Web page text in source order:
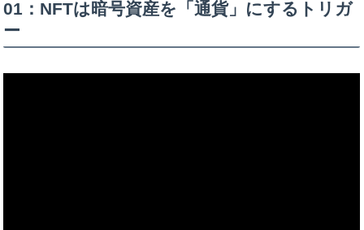
01：NFTは暗号資産を「通貨」にするトリガ
ー